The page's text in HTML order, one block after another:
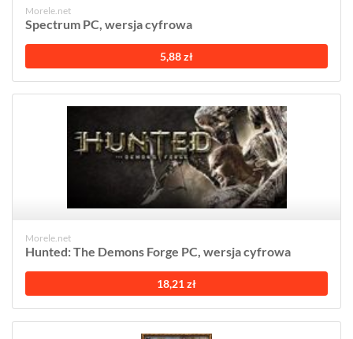
Morele.net
Spectrum PC, wersja cyfrowa
5,88 zł
Morele.net
Hunted: The Demons Forge PC, wersja cyfrowa
18,21 zł